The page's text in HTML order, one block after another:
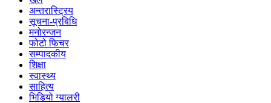
अन्तरास्ट्रिय
सूचना-प्रबिधि
मनोरन्जन
फोटो फिचर
सम्पादकीय
शिक्षा
स्वास्थ्य
साहित्य
भिडियो ग्यालरी